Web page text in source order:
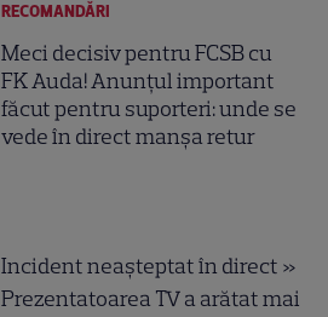
RECOMANDĂRI
Meci decisiv pentru FCSB cu
FK Auda! Anunțul important
făcut pentru suporteri: unde se
vede în direct manșa retur
Incident neașteptat în direct »
Prezentatoarea TV a arătat mai